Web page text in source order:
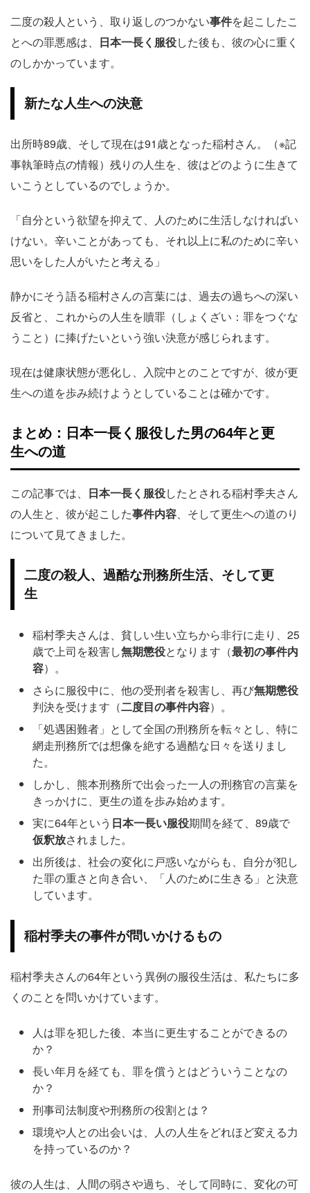
二度の殺人という、取り返しのつかない事件を起こしたこ
とへの罪悪感は、 日本一長く服役した後も、彼の心に重く
のしかかっています。
新たな人生への決意
出所時89歳、そして現在は91歳となった稲村さん。（※記
事執筆時点の情報）残りの人生を、彼はどのように生きて
いこうとしているのでしょうか。
「自分という欲望を抑えて、人のために生活しなければい
けない。辛いことがあっても、それ以上に私のために辛い
思いをした人がいたと考える」
静かにそう語る稲村さんの言葉には、過去の過ちへの深い
反省と、これからの人生を贖罪（しょくざい：罪をつぐな
うこと）に捧げたいという強い決意が感じられます。
現在は健康状態が悪化し、入院中とのことですが、彼が更
生への道を歩み続けようとしていることは確かです。
まとめ：日本一長く服役した男の64年と更
生への道
この記事では、 日本一長く服役したとされる稲村季夫さん
の人生と、彼が起こした事件内容、そして更生への道のり
について見てきました。
二度の殺人、過酷な刑務所生活、そして更
生
稲村季夫さんは、貧しい生い立ちから非行に走り、25
歳で上司を殺害し無期懲役となります（最初の事件内
容）。
さらに服役中に、他の受刑者を殺害し、再び無期懲役
判決を受けます（二度目の事件内容）。
「処遇困難者」として全国の刑務所を転々とし、特に
網走刑務所では想像を絶する過酷な日々を送りまし
た。
しかし、熊本刑務所で出会った一人の刑務官の言葉を
きっかけに、更生の道を歩み始めます。
実に64年という 日本一長い服役期間を経て、89歳で
仮釈放されました。
出所後は、社会の変化に戸惑いながらも、自分が犯し
た罪の重さと向き合い、「人のために生きる」と決意
しています。
稲村季夫の事件が問いかけるもの
稲村季夫さんの64年という異例の服役生活は、私たちに多
くのことを問いかけています。
人は罪を犯した後、本当に更生することができるの
か？
長い年月を経ても、罪を償うとはどういうことなの
か？
刑事司法制度や刑務所の役割とは？
環境や人との出会いは、人の人生をどれほど変える力
を持っているのか？
彼の人生は、人間の弱さや過ち、そして同時に、変化の可